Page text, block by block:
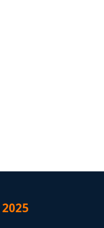
2025